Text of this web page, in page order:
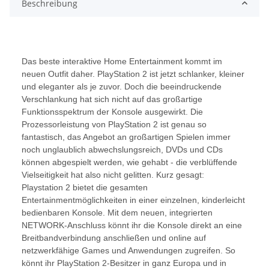
Beschreibung
Das beste interaktive Home Entertainment kommt im
neuen Outfit daher. PlayStation 2 ist jetzt schlanker, kleiner
und eleganter als je zuvor. Doch die beeindruckende
Verschlankung hat sich nicht auf das großartige
Funktionsspektrum der Konsole ausgewirkt. Die
Prozessorleistung von PlayStation 2 ist genau so
fantastisch, das Angebot an großartigen Spielen immer
noch unglaublich abwechslungsreich, DVDs und CDs
können abgespielt werden, wie gehabt - die verblüffende
Vielseitigkeit hat also nicht gelitten. Kurz gesagt:
Playstation 2 bietet die gesamten
Entertainmentmöglichkeiten in einer einzelnen, kinderleicht
bedienbaren Konsole. Mit dem neuen, integrierten
NETWORK-Anschluss könnt ihr die Konsole direkt an eine
Breitbandverbindung anschließen und online auf
netzwerkfähige Games und Anwendungen zugreifen. So
könnt ihr PlayStation 2-Besitzer in ganz Europa und in